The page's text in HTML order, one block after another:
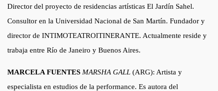
Director del proyecto de residencias artísticas El Jardín Sahel.
Consultor en la Universidad Nacional de San Martín. Fundador y
director de INTIMOTEATROITINERANTE. Actualmente reside y
trabaja entre Río de Janeiro y Buenos Aires.
MARCELA FUENTES MARSHA GALL (ARG): Artista y
especialista en estudios de la performance. Es autora del